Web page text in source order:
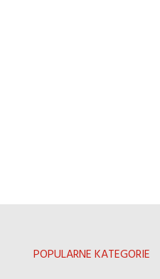
POPULARNE KATEGORIE